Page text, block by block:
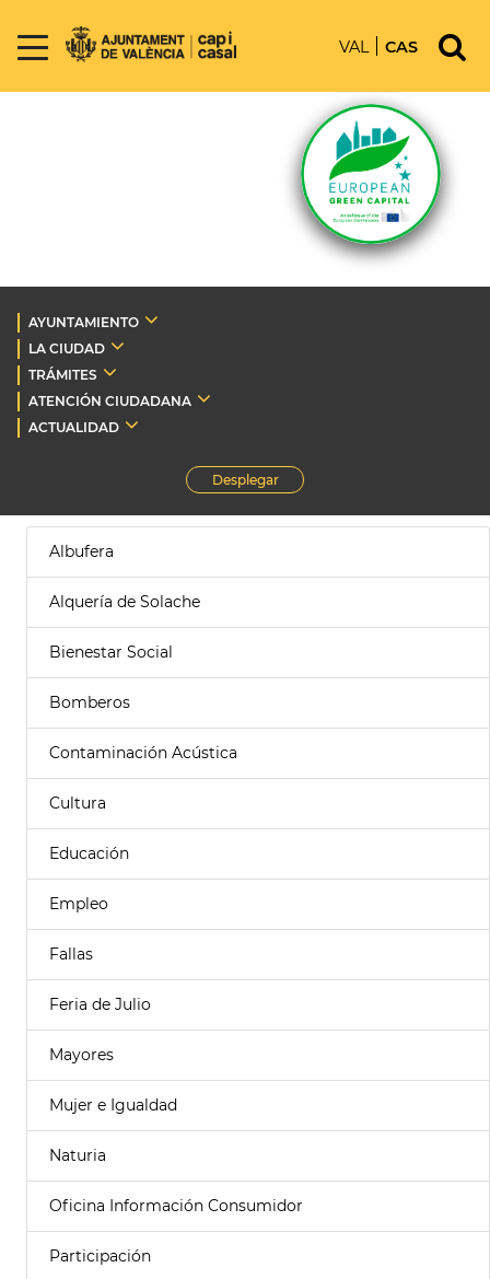
VAL CAS
AYUNTAMIENTO
LA CIUDAD
TRÁMITES
ATENCIÓN CIUDADANA
ACTUALIDAD
Desplegar
Albufera
Alquería de Solache
Bienestar Social
Bomberos
Contaminación Acústica
Cultura
Educación
Empleo
Fallas
Feria de Julio
Mayores
Mujer e Igualdad
Naturia
Oficina Información Consumidor
Participación